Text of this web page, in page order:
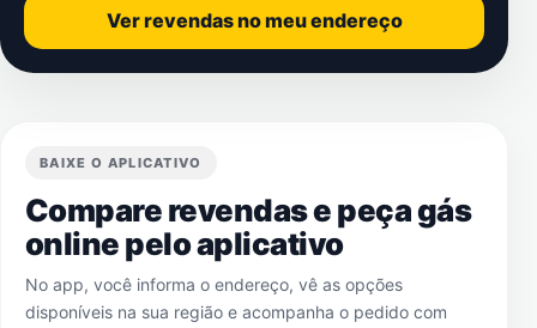
Ver revendas no meu endereço
BAIXE O APLICATIVO
Compare revendas e peça gás
online pelo aplicativo
No app, você informa o endereço, vê as opções
disponíveis na sua região e acompanha o pedido com